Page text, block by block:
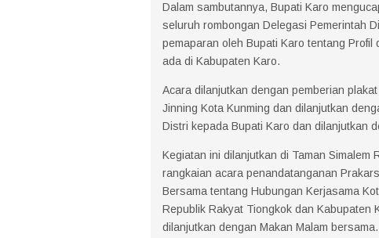
Dalam sambutannya, Bupati Karo
seluruh rombongan Delegasi Pemerintah
pemaparan oleh Bupati Karo tentang
ada di Kabupaten Karo.
Acara dilanjutkan dengan pemberian
Jinning Kota Kunming dan dilanjutkan
Distri kepada Bupati Karo dan dilanjutkan
Kegiatan ini dilanjutkan di Taman Simalem
rangkaian acara penandatanganan
Bersama tentang Hubungan Kerjasama
Republik Rakyat Tiongkok dan Kabupaten
dilanjutkan dengan Makan Malam bersama.